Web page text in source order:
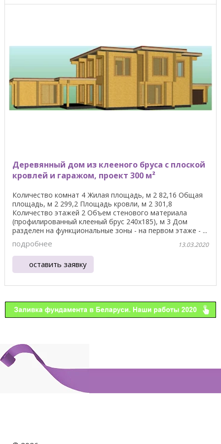
Деревянный дом из клееного бруса с плоской
кровлей и гаражом, проект 300 м²
Количество комнат 4 Жилая площадь, м 2 82,16 Общая
площадь, м 2 299,2 Площадь кровли, м 2 301,8
Количество этажей 2 Объем стенового материала
(профилированный клееный брус 240х185), м 3 Дом
разделен на функциональные зоны - на первом этаже - ...
подробнее 13.03.2020
оставить заявку